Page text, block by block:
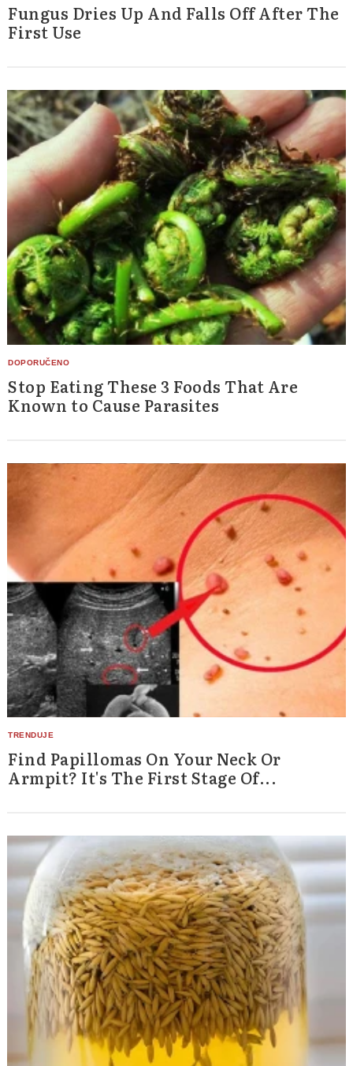
Fungus Dries Up And Falls Off After The
First Use
Stop Eating These 3 Foods That Are
Known to Cause Parasites
Find Papillomas On Your Neck Or
Armpit? It's The First Stage Of...